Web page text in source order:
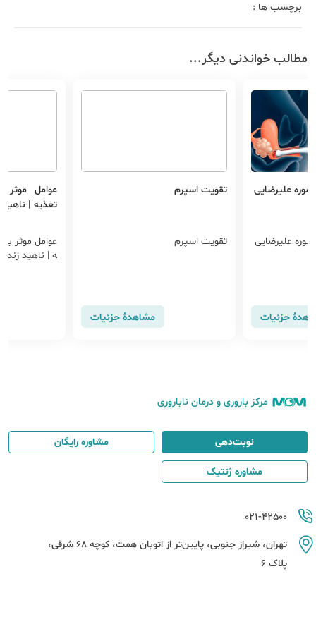
برچسب ها :
مطالب خواندنی دیگر...
علیرضایی
علیرضایی
جزئیات
تقویت اسپرم
تقویت اسپرم
مشاهدهٔ جزئیات
عوامل
تغذیه |
عوامل موثر
ه | ناهید زندی
مرکز باروری و درمان ناباروری
021-42500
تهران، شیراز جنوبی، پایین‌تر از اتوبان همت، کوچه 68 شرقی،
پلاک 6
نوبت‌دهی مشاوره رایگان
مشاوره ژنتیک